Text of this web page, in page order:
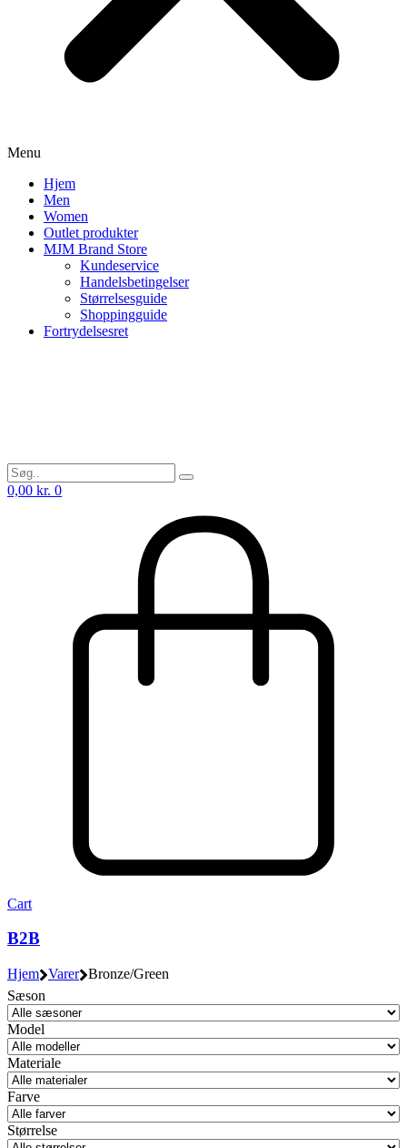
Menu
Hjem
Men
Women
Outlet produkter
MJM Brand Store
Kundeservice
Handelsbetingelser
Størrelsesguide
Shoppingguide
Fortrydelsesret
0,00 kr. 0
Cart
B2B
Hjem Varer Bronze/Green
Sæson
Model
Materiale
Farve
Størrelse